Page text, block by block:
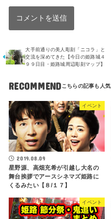
大手前通りの美人彫刻「ニコラ」と
交流を深めてきた【今日の姫路城４
９９日目・姫路城周辺彫刻マップ】
RECOMMEND
イベント
2019.08.09
星野源、高畑充希が引越し大名の
舞台挨拶でアースシネマズ姫路に
くるみたい【８/１７】
イベント